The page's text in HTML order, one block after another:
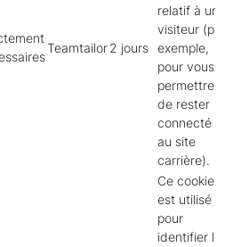
Teamtailor2 jours
relatif à un
visiteur (par
exemple,
pour vous
permettre
de rester
connecté
au site
carrière).
Ce cookie
est utilisé
pour
identifier le